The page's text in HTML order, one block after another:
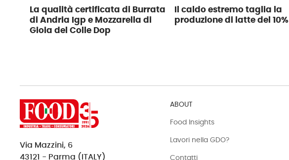
La qualità certificata di Burrata
di Andria Igp e Mozzarella di
Gioia del Colle Dop
Il caldo estremo taglia la
produzione di latte del 10%
Via Mazzini, 6
43121 - Parma (ITALY)
ABOUT
Food Insights
Lavori nella GDO?
Contatti